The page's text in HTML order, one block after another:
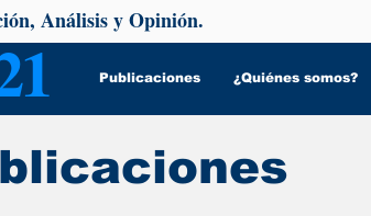
Publicaciones ¿Quiénes somos?
Análisis y Opinión.